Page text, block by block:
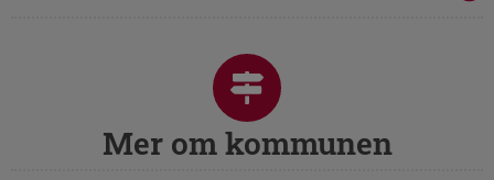
Mer om kommunen